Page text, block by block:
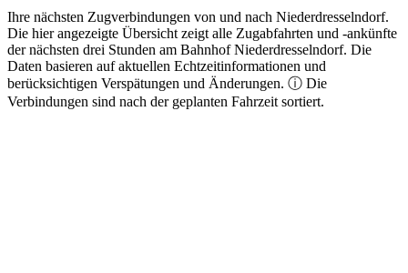
Ihre nächsten Zugverbindungen von und nach Niederdresselndorf.
Die hier angezeigte Übersicht zeigt alle Zugabfahrten und -ankünfte
der nächsten drei Stunden am Bahnhof Niederdresselndorf. Die
Daten basieren auf aktuellen Echtzeitinformationen und
berücksichtigen Verspätungen und Änderungen. ⓘ Die
Verbindungen sind nach der geplanten Fahrzeit sortiert.